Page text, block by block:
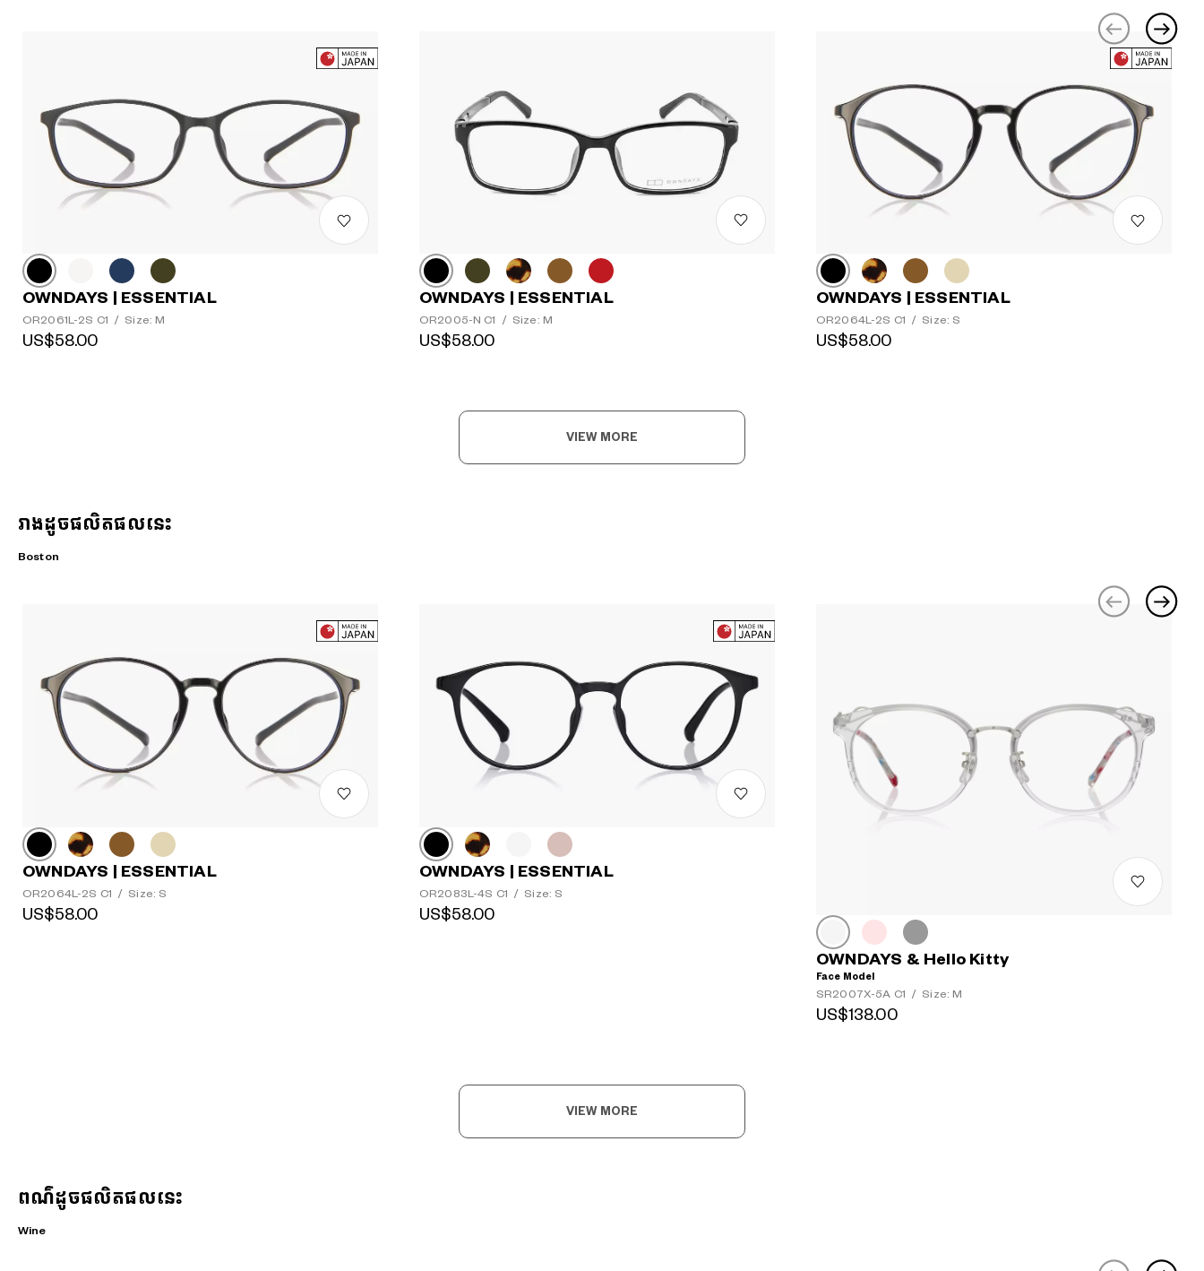
OWNDAYS | ESSENTIAL
OR2061L-2S C1 / Size: M
US$58.00
OWNDAYS | ESSENTIAL
OR2005-N C1 / Size: M
US$58.00
OWNDAYS | ESSENTIAL
OR2064L-2S C1 / Size: S
US$58.00
VIEW MORE
រាងដូចផលិតផលនេះ
Boston
OWNDAYS | ESSENTIAL
OR2064L-2S C1 / Size: S
US$58.00
OWNDAYS | ESSENTIAL
OR2083L-4S C1 / Size: S
US$58.00
OWNDAYS & Hello Kitty
Face Model
SR2007X-5A C1 / Size: M
US$138.00
VIEW MORE
ពណ៌ដូចផលិតផលនេះ
Wine